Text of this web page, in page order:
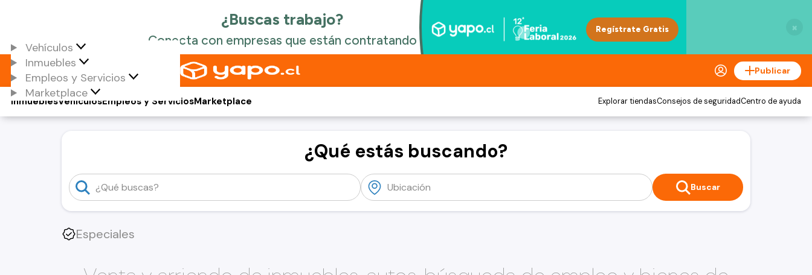
×
Vehículos
Inmuebles
Empleos y Servicios
Marketplace
Publicar
Vehículos
Inmuebles Empleos y ServiciosMarketplace Explorar tiendasConsejos de seguridadCentro de ayuda
¿Qué estás buscando?
Buscar
Especiales